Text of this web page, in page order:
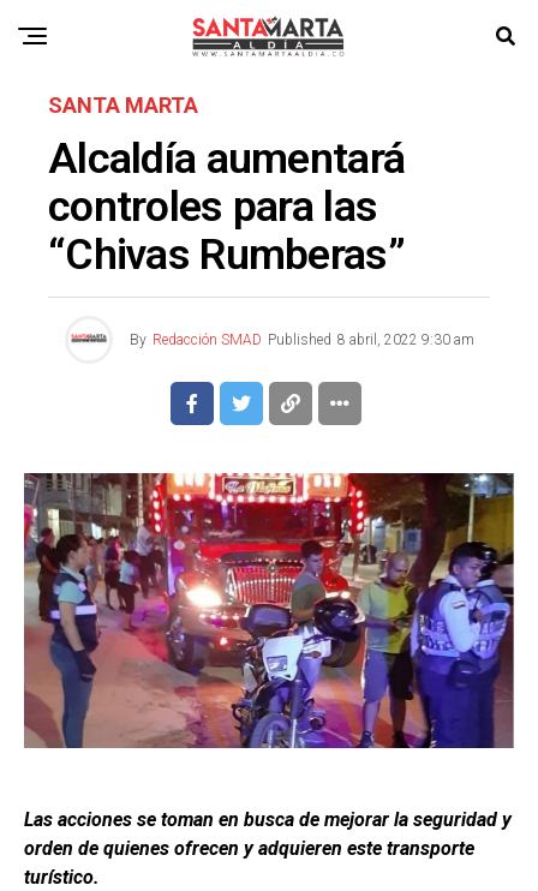
SANTA MARTA
Alcaldía aumentará
controles para las
“Chivas Rumberas”
By Redacción SMAD Published 8 abril, 2022 9:30 am
Las acciones se toman en busca de mejorar la seguridad y
orden de quienes ofrecen y adquieren este transporte
turístico.